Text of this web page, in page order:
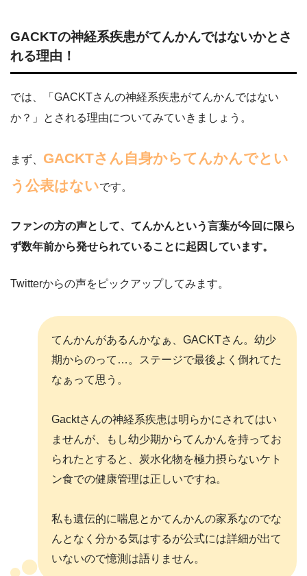
GACKTの神経系疾患がてんかんではないかとさ
れる理由！
では、「GACKTさんの神経系疾患がてんかんではない
か？」とされる理由についてみていきましょう。
まず、 GACKTさん自身からてんかんでとい
う公表はないです。
ファンの方の声として、てんかんという言葉が今回に限ら
ず数年前から発せられていることに起因しています。
Twitterからの声をピックアップしてみます。
てんかんがあるんかなぁ、GACKTさん。幼少
期からのって…。ステージで最後よく倒れてた
なぁって思う。
Gacktさんの神経系疾患は明らかにされてはい
ませんが、もし幼少期からてんかんを持ってお
られたとすると、炭水化物を極力摂らないケト
ン食での健康管理は正しいですね。
私も遺伝的に喘息とかてんかんの家系なのでな
んとなく分かる気はするが公式には詳細が出て
いないので憶測は語りません。